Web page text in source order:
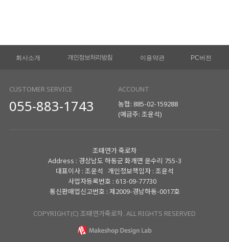
회사소개 개인정보처리방침 이용약관 PC버전
CUSTOMER SERVICE
055-883-1743
ACCOUNT
농협: 885-02-159288
(예금주: 조윤석)
조태연가 죽로차
Address : 경상남도 하동군 화개면 운수리 755-3
대표이사 : 조윤석 개인정보책임자 : 조윤석
사업자등록번호 : 613-09-77730
통신판매업신고번호 : 제2009-경남하동-0017호
COPYRIGHT(C) 조태연가죽로차. ALL RIGHTS RESERVED